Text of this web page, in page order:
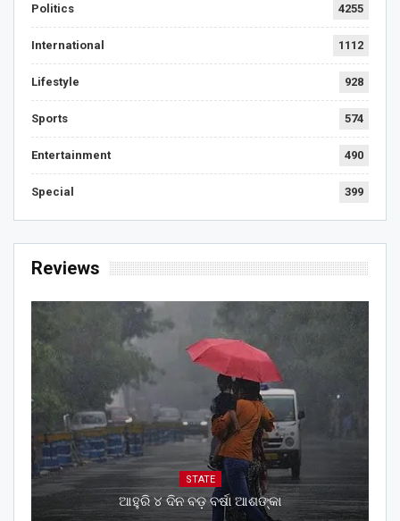
Politics 4255
International 1112
Lifestyle 928
Sports 574
Entertainment 490
Special 399
Reviews
STATE
ଆହୁରି ୪ ଦିନ ବଡ଼ ବର୍ଷା ଆଶଙ୍କା